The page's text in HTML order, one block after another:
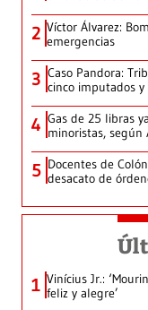
2 Víctor Álvarez:
emergencias
3 Caso Pandora:
cinco imputados
4 Gas de 25 libras
minoristas, según
5 Docentes de
desacato de
1 Vinícius Jr.:
feliz y alegre’